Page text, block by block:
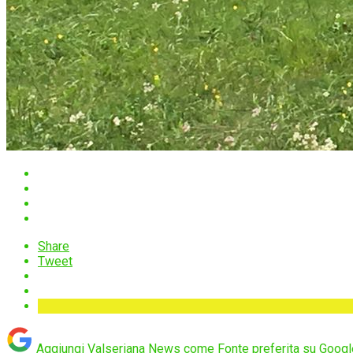
Share
Tweet
Aggiungi Valseriana News come Fonte preferita su